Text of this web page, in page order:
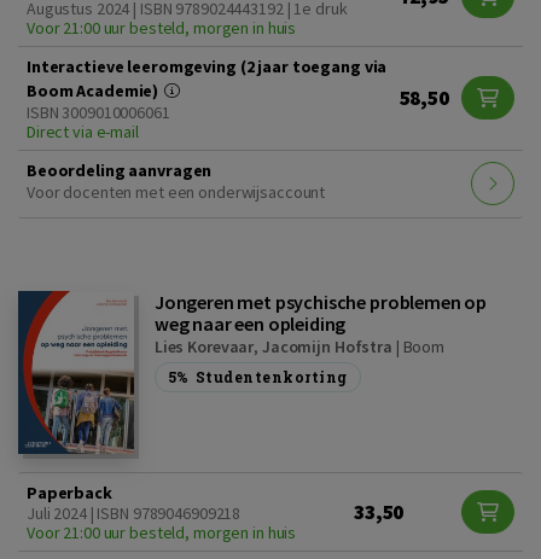
Augustus 2024 | ISBN 9789024443192 | 1e druk
Voor 21:00 uur besteld, morgen in huis
Interactieve leeromgeving (2 jaar toegang via
Boom Academie)
ISBN 3009010006061
Direct via e-mail
58,50
Beoordeling aanvragen
Voor docenten met een onderwijsaccount
Jongeren met psychische problemen op
weg naar een opleiding
Lies Korevaar, Jacomijn Hofstra | Boom
5% Studentenkorting
Paperback
Juli 2024 | ISBN 9789046909218
Voor 21:00 uur besteld, morgen in huis
33,50